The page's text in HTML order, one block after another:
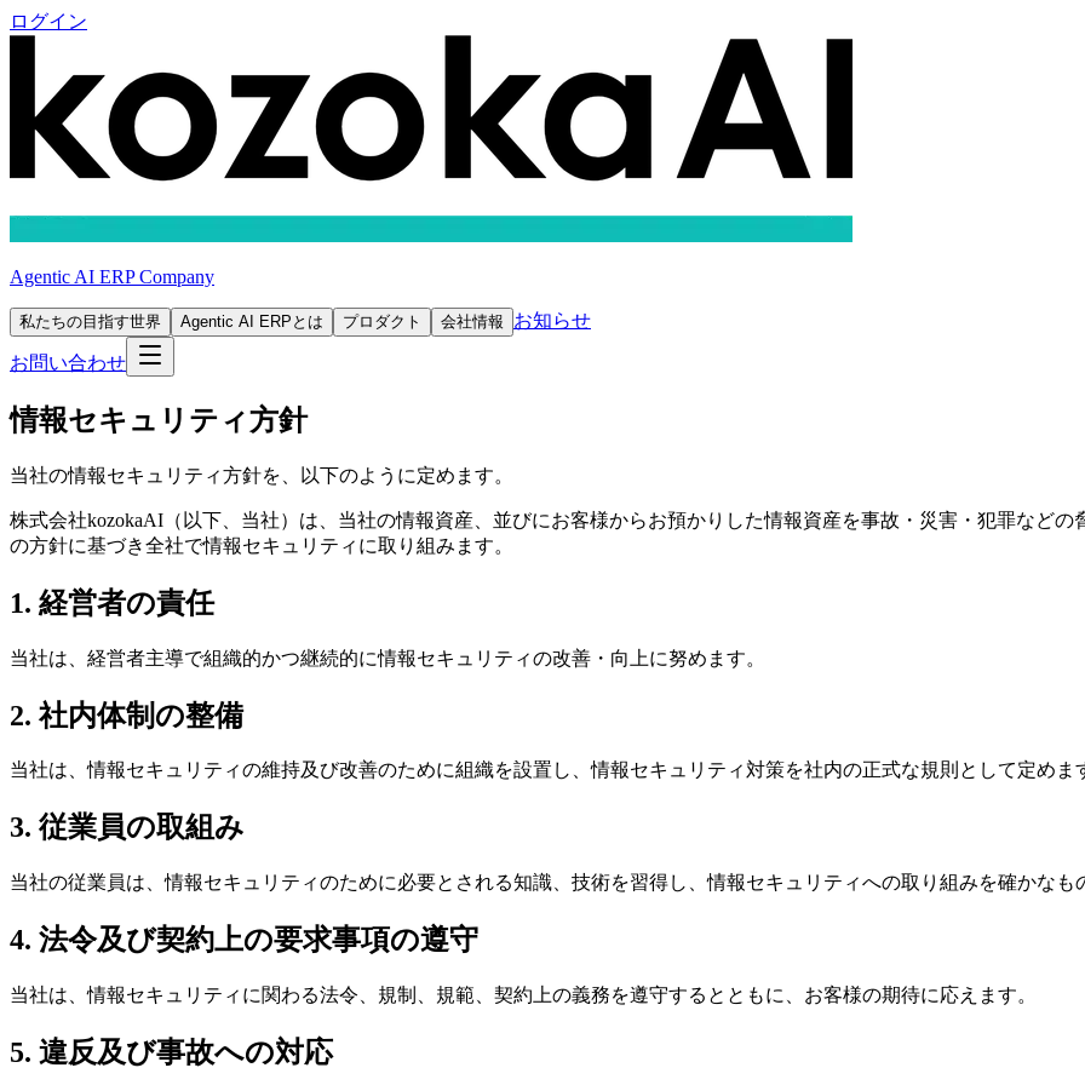
ログイン
Agentic AI ERP Company
私たちの目指す世界 Agentic AI ERPとは プロダクト 会社情報 お知らせ
お問い合わせ
情報セキュリティ方針
当社の情報セキュリティ方針を、以下のように定めます。
株式会社kozokaAI（以下、当社）は、当社の情報資産、並びにお客様からお預かりした情報資産を事故・災害・犯罪など
の方針に基づき全社で情報セキュリティに取り組みます。
1. 経営者の責任
当社は、経営者主導で組織的かつ継続的に情報セキュリティの改善・向上に努めます。
2. 社内体制の整備
当社は、情報セキュリティの維持及び改善のために組織を設置し、情報セキュリティ対策を社内の正式な規則として定めま
3. 従業員の取組み
当社の従業員は、情報セキュリティのために必要とされる知識、技術を習得し、情報セキュリティへの取り組みを確かなも
4. 法令及び契約上の要求事項の遵守
当社は、情報セキュリティに関わる法令、規制、規範、契約上の義務を遵守するとともに、お客様の期待に応えます。
5. 違反及び事故への対応